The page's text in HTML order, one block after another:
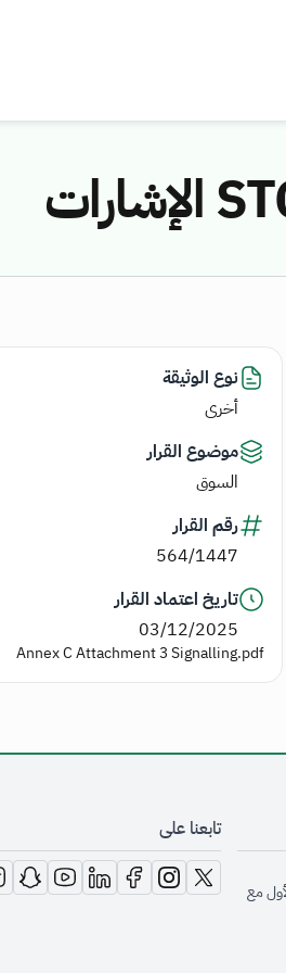
نوع الوثيقة
أخرى
موضوع القرار
السوق
رقم القرار
564/1447
تاريخ اعتماد القرار
03/12/2025
Annex C Attachment 3 Signalling.pdf
مع
تابعنا على
opens in new window
opens in new window
opens in new window
in new window
new window